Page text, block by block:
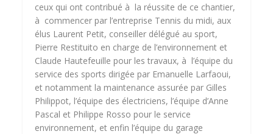
ceux qui ont contribué à la réussite de ce chantier,
à commencer par l’entreprise Tennis du midi, aux
élus Laurent Petit, conseiller délégué au sport,
Pierre Restituito en charge de l’environnement et
Claude Hautefeuille pour les travaux, à l’équipe du
service des sports dirigée par Emanuelle Larfaoui,
et notamment la maintenance assurée par Gilles
Philippot, l’équipe des électriciens, l’équipe d’Anne
Pascal et Philippe Rosso pour le service
environnement, et enfin l’équipe du garage